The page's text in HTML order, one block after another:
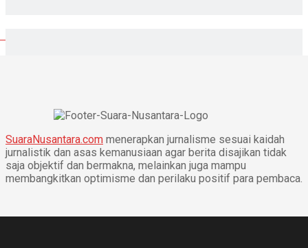
SuaraNusantara.com menerapkan jurnalisme sesuai kaidah
jurnalistik dan asas kemanusiaan agar berita disajikan tidak
saja objektif dan bermakna, melainkan juga mampu
membangkitkan optimisme dan perilaku positif para pembaca.